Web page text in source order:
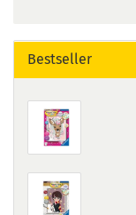
Bestseller